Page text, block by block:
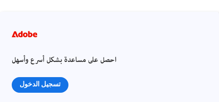
احصل على مساعدة بشكل أسرع وأسهل
تسجيل الدخول